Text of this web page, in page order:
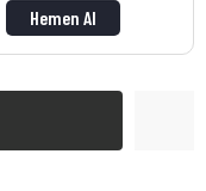
Hemen Al